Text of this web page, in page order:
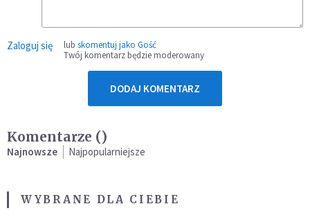
Zaloguj się lub skomentuj jako Gość
Twój komentarz będzie moderowany
DODAJ KOMENTARZ
Komentarze ()
Najnowsze Najpopularniejsze
WYBRANE DLA CIEBIE